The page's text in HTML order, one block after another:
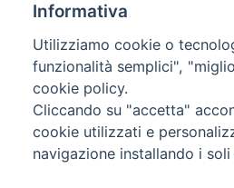
CONFERENZA
EPISCOPALE
ITALIANA
Informativa
Utilizziamo cookie o
funzionalità semplici",
cookie policy.
Cliccando su "accetta"
cookie utilizzati e
navigazione installando i